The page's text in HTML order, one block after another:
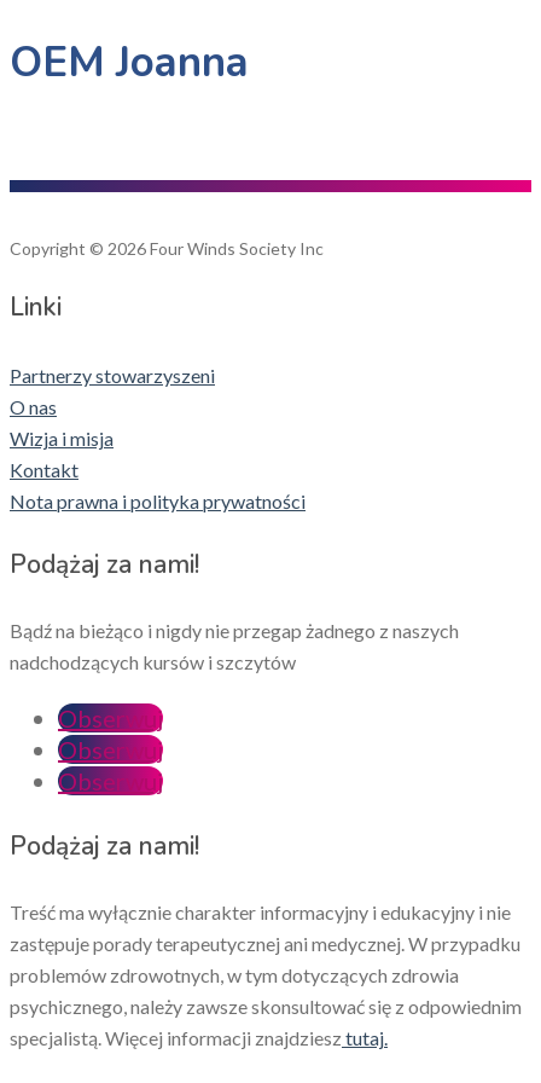
OEM Joanna
Copyright © 2026 Four Winds Society Inc
Linki
Partnerzy stowarzyszeni
O nas
Wizja i misja
Kontakt
Nota prawna i polityka prywatności
Podążaj za nami!
Bądź na bieżąco i nigdy nie przegap żadnego z naszych
nadchodzących kursów i szczytów
Obserwuj
Obserwuj
Obserwuj
Podążaj za nami!
Treść ma wyłącznie charakter informacyjny i edukacyjny i nie
zastępuje porady terapeutycznej ani medycznej. W przypadku
problemów zdrowotnych, w tym dotyczących zdrowia
psychicznego, należy zawsze skonsultować się z odpowiednim
specjalistą. Więcej informacji znajdziesz tutaj.